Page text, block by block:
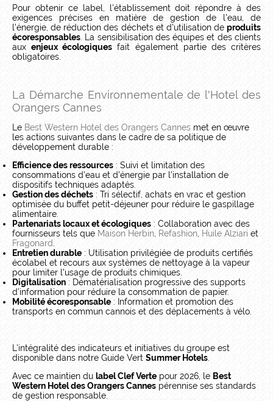
Pour obtenir ce label, l'établissement doit répondre à des
exigences précises en matière de gestion de l'eau, de
l'énergie, de réduction des déchets et d'utilisation de produits
écoresponsables . La sensibilisation des équipes et des clients
auxenjeux écologiques fait également partie des critères
obligatoires.
La Démarche Environnementale de l'Hotel des
Orangers Cannes
Le Best Western Hotel des Orangers Cannes met en œuvre
les actions suivantes dans le cadre de sa politique de
développement durable :
Efficience des ressources : Suivi et limitation des
consommations d'eau et d'énergie par l'installation de
dispositifs techniques adaptés.
Gestion des déchets : Tri sélectif, achats en vrac et gestion
optimisée du buffet petit-déjeuner pour réduire le gaspillage
alimentaire.
Partenariats locaux et écologiques : Collaboration avec des
fournisseurs tels que Maison Herbin Refashion Huile Alziari et
Fragonard
Entretien durable : Utilisation privilégiée de produits certifiés
écolabel et recours aux systèmes de nettoyage à la vapeur
pour limiter l'usage de produits chimiques.
Digitalisation : Dématérialisation progressive des supports
d'information pour réduire la consommation de papier.
Mobilité écoresponsable : Information et promotion des
transports en commun cannois et des déplacements à vélo.
L'intégralité des indicateurs et initiatives du groupe est
disponible dans notre Guide Vert Summer Hotels
Avec ce maintien du label Clef Verte pour 2026, le Best
Western Hotel des Orangers Cannes pérennise ses standards
de gestion responsable.